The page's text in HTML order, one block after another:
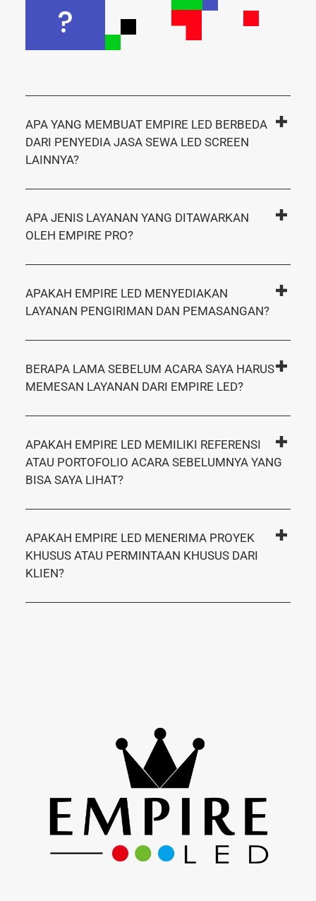
?
APA YANG MEMBUAT EMPIRE LED BERBEDA
DARI PENYEDIA JASA SEWA LED SCREEN
LAINNYA?
APA JENIS LAYANAN YANG DITAWARKAN
OLEH EMPIRE PRO?
APAKAH EMPIRE LED MENYEDIAKAN
LAYANAN PENGIRIMAN DAN PEMASANGAN?
BERAPA LAMA SEBELUM ACARA SAYA HARUS
MEMESAN LAYANAN DARI EMPIRE LED?
APAKAH EMPIRE LED MEMILIKI REFERENSI
ATAU PORTOFOLIO ACARA SEBELUMNYA YANG
BISA SAYA LIHAT?
APAKAH EMPIRE LED MENERIMA PROYEK
KHUSUS ATAU PERMINTAAN KHUSUS DARI
KLIEN?